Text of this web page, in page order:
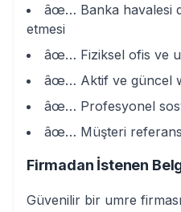
âœ… Banka havalesi
etmesi
âœ… Fiziksel ofis ve
âœ… Aktif ve güncel
âœ… Profesyonel
âœ… Müşteri
Firmadan İstenen
Güvenilir bir umre